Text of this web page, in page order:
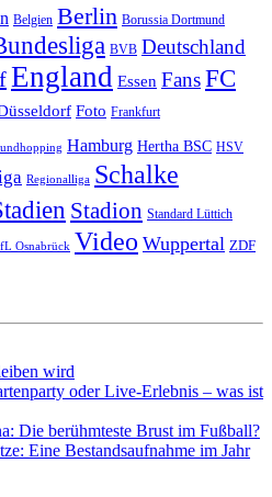
Belgien Berlin Borussia Dortmund
BVB Deutschland
England Essen FansFC
Foto Frankfurt
Hamburg Hertha BSC HSV
Regionalliga Schalke
Stadion Standard Lüttich
Osnabrück Video Wuppertal ZDF
wird
oder Live-Erlebnis – was ist
Die berühmteste Brust im Fußball?
Eine Bestandsaufnahme im Jahr